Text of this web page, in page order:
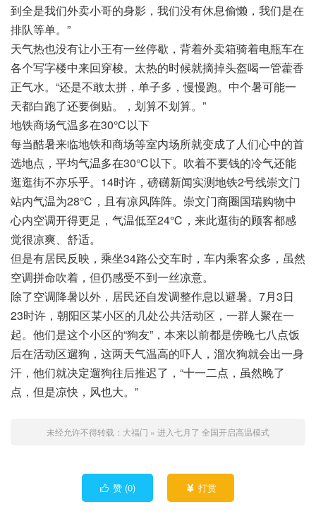
到全是我们外卖小哥的身影，我们没有休息偷懒，我们是在
排队等单。”
天气热也没有让小王有一丝停歇，背着外卖箱骑着电瓶车在
各个写字楼中来回穿梭。太热的时候就摘掉头盔喝一管藿香
正气水。“还是不敢太拼，单子多，慢慢跑。中个暑可能一
天都白跑了还要倒贴。，划算不划算。”
地铁商场气温多在30℃以下
每当酷暑来临地铁和商场等室内场所就变成了人们心中的首
选地点，平均气温多在30℃以下。吹着不要钱的冷气还能
逛逛街不亦乐乎。14时许，磅礴新闻实测地铁2号线崇文门
站内气温为28℃，且有凉风阵阵。崇文门商圈国瑞购物中
心内空调开得更足，气温低至24℃，来此逛街的顾客都感
觉很凉爽、舒适。
但是有居民反映，乘坐34路公交车时，车内乘客众多，虽然
空调拼命吹着，但仍感受不到一丝凉意。
除了空调降暑以外，居民还自发调整作息以避暑。7月3日
23时许，朝阳区某小区的几处公共活动区，一群人聚在一
起。他们是这个小区的“狗友”，本来以前都是傍晚七八点饭
后在活动区遛狗，这两天气温高的吓人，溜次狗就会出一身
汗，他们就决定遛狗往后推迟了，“十一二点，虽然晚了
点，但是凉快，风也大。”
未经允许不得转载： 大福门 » 进入七月了 全国开启高温模式
 赞 (0)  打赏